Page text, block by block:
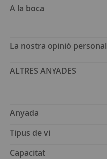
A la boca
La nostra opinió personal
ALTRES ANYADES
Anyada
Tipus de vi
Capacitat